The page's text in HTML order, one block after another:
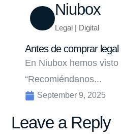
Niubox
Legal | Digital
Antes de comprar
En Niubox hemos
“Recomiéndanos...
September 9, 2025
Leave a Reply